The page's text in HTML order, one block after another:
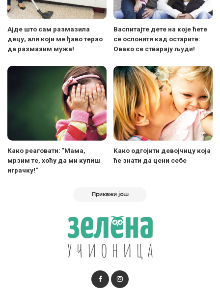
Ајде што сам размазила
децу, али који ме ђаво терао
да размазим мужа!
Васпитајте дете на које ћете
се ослонити кад остарите:
Овако се стварају људи!
Како реаговати: "Мама,
мрзим те, хоћу да ми купиш
играчку!"
Kако одгојити девојчицу која
ће знати да цени себе
Прикажи још